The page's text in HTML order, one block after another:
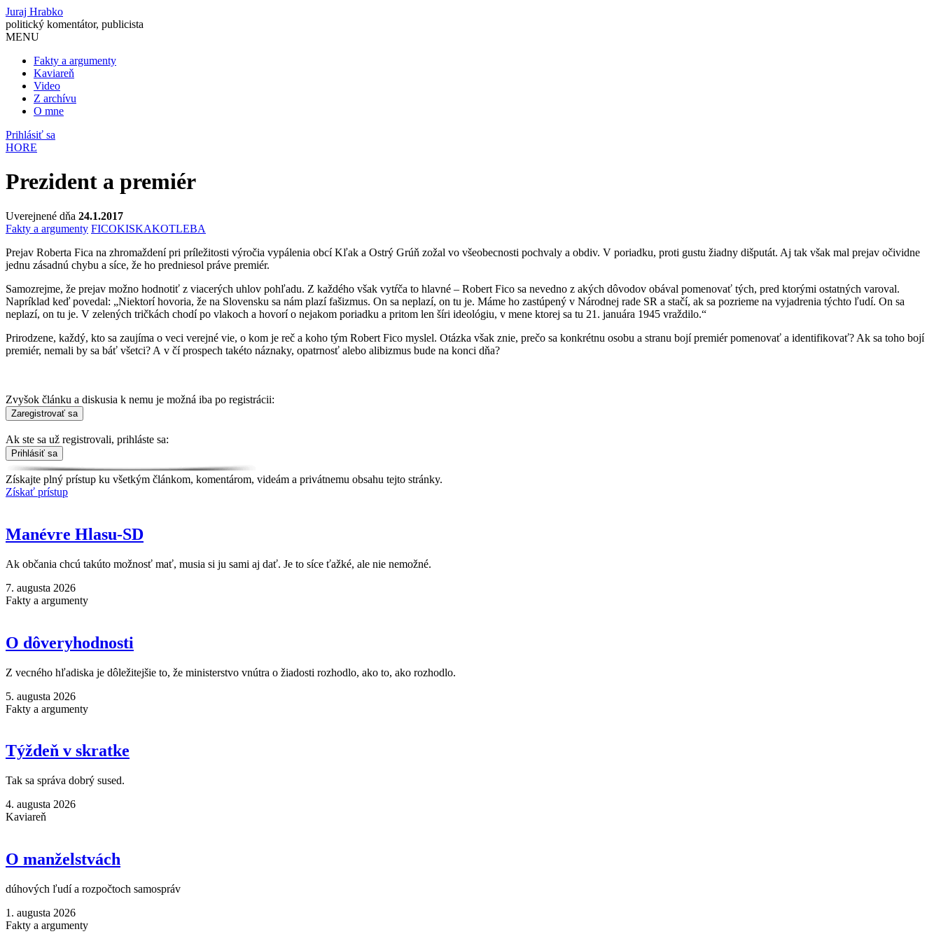
Juraj Hrabko
politický komentátor, publicista
MENU
Fakty a argumenty
Kaviareň
Video
Z archívu
O mne
Prihlásiť sa
HORE
Prezident a premiér
Uverejnené dňa 24.1.2017
Fakty a argumenty FICOKISKAKOTLEBA
Prejav Roberta Fica na zhromaždení pri príležitosti výročia vypálenia obcí Kľak a Ostrý Grúň zožal vo všeobecnosti pochvaly a obdiv. V poriadku, proti gustu žiadny dišputát. Aj tak však mal prejav očividne
jednu zásadnú chybu a síce, že ho predniesol práve premiér.
Samozrejme, že prejav možno hodnotiť z viacerých uhlov pohľadu. Z každého však vytŕča to hlavné – Robert Fico sa nevedno z akých dôvodov obával pomenovať tých, pred ktorými ostatných varoval.
Napríklad keď povedal: „Niektorí hovoria, že na Slovensku sa nám plazí fašizmus. On sa neplazí, on tu je. Máme ho zastúpený v Národnej rade SR a stačí, ak sa pozrieme na vyjadrenia týchto ľudí. On sa
neplazí, on tu je. V zelených tričkách chodí po vlakoch a hovorí o nejakom poriadku a pritom len šíri ideológiu, v mene ktorej sa tu 21. januára 1945 vraždilo.“
Prirodzene, každý, kto sa zaujíma o veci verejné vie, o kom je reč a koho tým Robert Fico myslel. Otázka však znie, prečo sa konkrétnu osobu a stranu bojí premiér pomenovať a identifikovať? Ak sa toho bojí
premiér, nemali by sa báť všetci? A v čí prospech takéto náznaky, opatrnosť alebo alibizmus bude na konci dňa?
Zvyšok článku a diskusia k nemu je možná iba po registrácii:
Ak ste sa už registrovali, prihláste sa:
Získajte plný prístup ku všetkým článkom, komentárom, videám a privátnemu obsahu tejto stránky.
Získať prístup
Manévre Hlasu-SD
Ak občania chcú takúto možnosť mať, musia si ju sami aj dať. Je to síce ťažké, ale nie nemožné.
7. augusta 2026
Fakty a argumenty
O dôveryhodnosti
Z vecného hľadiska je dôležitejšie to, že ministerstvo vnútra o žiadosti rozhodlo, ako to, ako rozhodlo.
5. augusta 2026
Fakty a argumenty
Týždeň v skratke
Tak sa správa dobrý sused.
4. augusta 2026
Kaviareň
O manželstvách
dúhových ľudí a rozpočtoch samospráv
1. augusta 2026
Fakty a argumenty